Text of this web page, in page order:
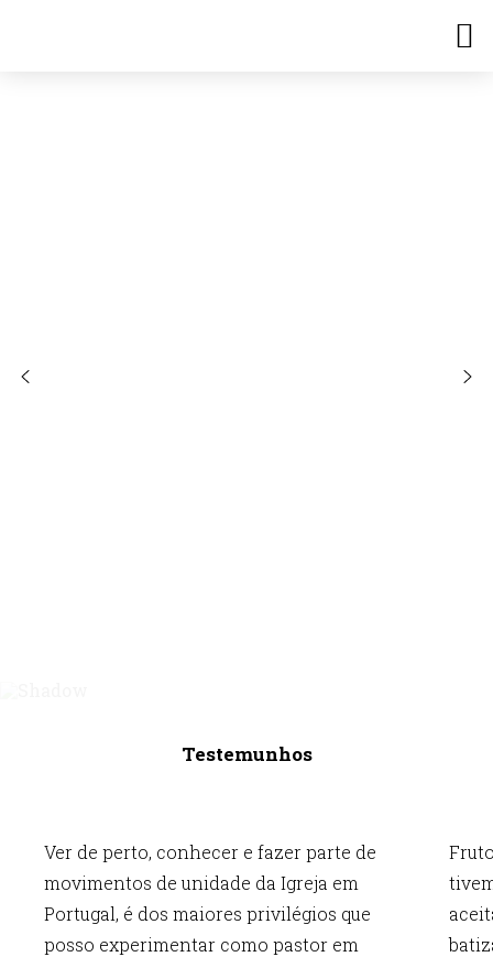
Testemunhos
Ver de perto, conhecer e fazer parte de
movimentos de unidade da Igreja em
Portugal, é dos maiores privilégios que
posso experimentar como pastor em